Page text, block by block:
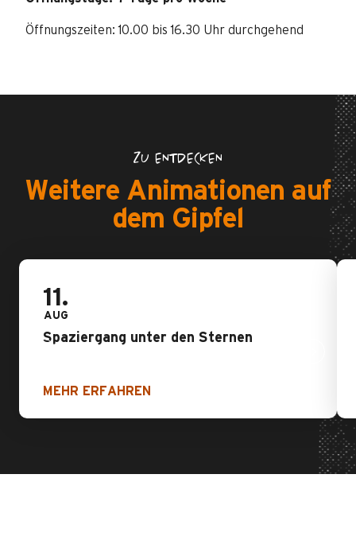
Öffnungszeiten: 10.00 bis 16.30 Uhr durchgehend
ZU ENTDECKEN
Weitere Animationen auf
dem Gipfel
11.
AUG
Spaziergang unter den Sternen
MEHR ERFAHREN